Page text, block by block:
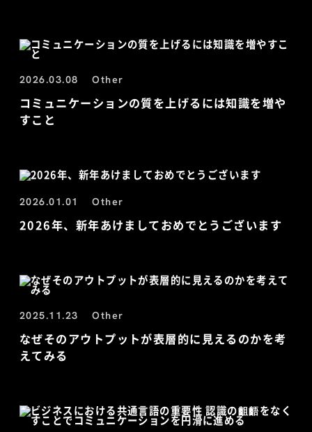
2026.03.08 Other
コミュニケーションの質を上げるには知識を増や
すこと
2026.01.01 Other
2026年、新年あけましておめでとうございます
2025.11.23 Other
なぜそのアウトプットが表層的に見えるのかを考
えてみる